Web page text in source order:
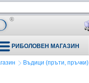
РИБОЛОВЕН МАГАЗИН
Въдици (пръти, пръчки)